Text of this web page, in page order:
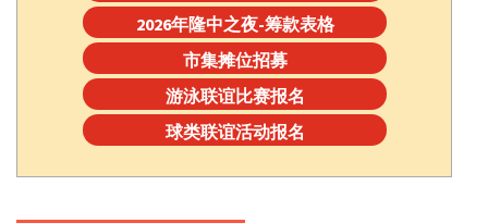
2026年隆中之夜-筹款表格
市集摊位招募
游泳联谊比赛报名
球类联谊活动报名